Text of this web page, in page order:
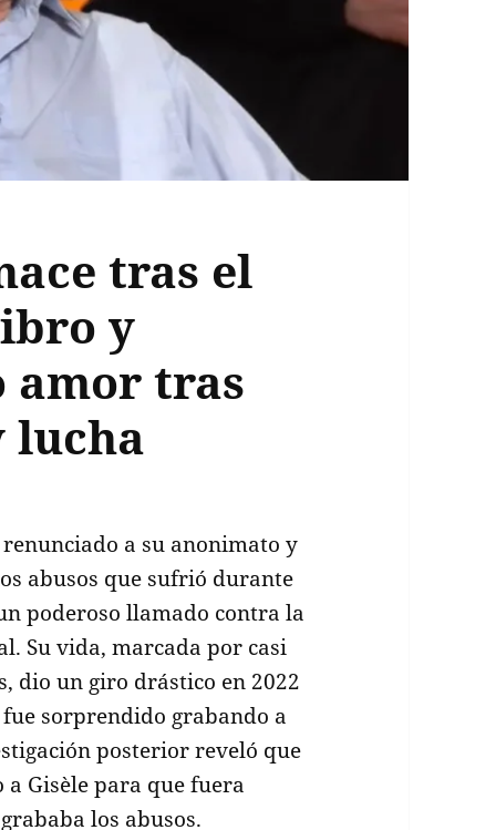
tras el
y
amor tras
lucha
a su anonimato y
abusos que sufrió durante
poderoso llamado contra la
Su vida, marcada por casi
dio un giro drástico en 2022
sorprendido grabando a
posterior reveló que
Gisèle para que fuera
los abusos.